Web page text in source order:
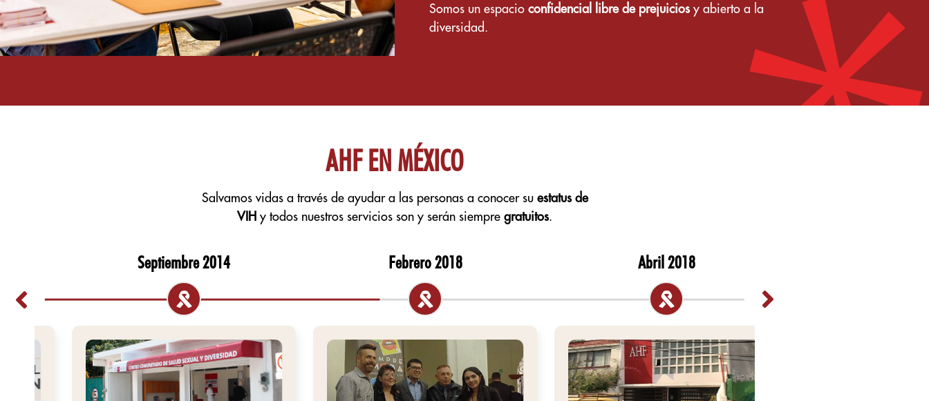
Somos un espacioconfidencial libre de prejuiciosy abierto a la
diversidad.
AHF EN MÉXICO
Salvamos vidas a través de ayudar a las personas a conocer su estatus de
VIH y todos nuestros servicios son y serán siempregratuitos.
Septiembre 2014 Febrero 2018 Abril 2018